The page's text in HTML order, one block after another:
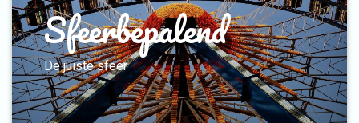
Sfeerbepalend
De juiste sfeer